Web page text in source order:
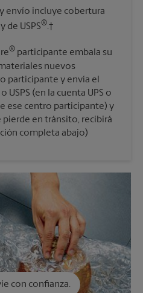
envío incluye cobertura
y de USPS®.†
® participante embala su
nuevos
participante y envía el
USPS (en la cuenta UPS o
ese centro participante) y
pierde en tránsito, recibirá
completa abajo)
con confianza.